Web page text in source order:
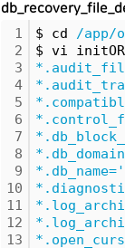
1
2
3
4
5
6
7
8
9
10
11
12
13
$ cd /app/
$ vi